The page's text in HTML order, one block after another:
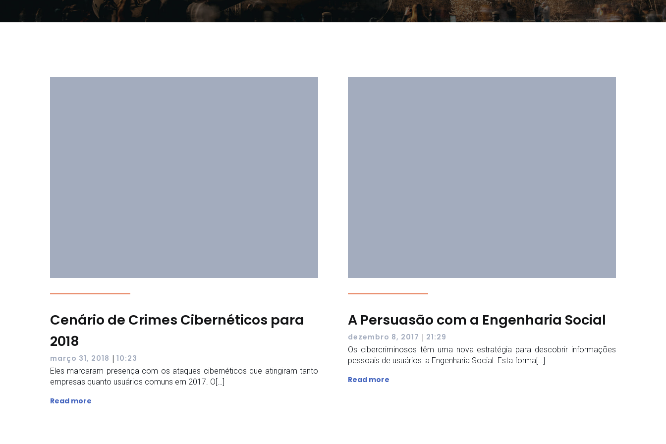
Cenário de Crimes Cibernéticos para
2018
março 31, 2018 | 10:23
Eles marcaram presença com os ataques cibernéticos que atingiram tanto
empresas quanto usuários comuns em 2017. O[…]
Read more
A Persuasão com a Engenharia Social
dezembro 8, 2017 | 21:29
Os cibercriminosos têm uma nova estratégia para descobrir informações
pessoais de usuários: a Engenharia Social. Esta forma[…]
Read more